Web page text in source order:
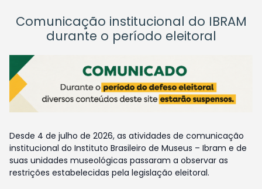
Comunicação institucional do IBRAM
durante o período eleitoral
Desde 4 de julho de 2026, as atividades de comunicação
institucional do Instituto Brasileiro de Museus – Ibram e de
suas unidades museológicas passaram a observar as
restrições estabelecidas pela legislação eleitoral.